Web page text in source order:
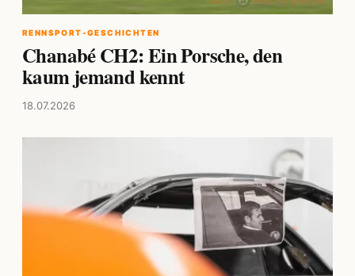
RENNSPORT-GESCHICHTEN
Chanabé CH2: Ein Porsche, den
kaum jemand kennt
18.07.2026